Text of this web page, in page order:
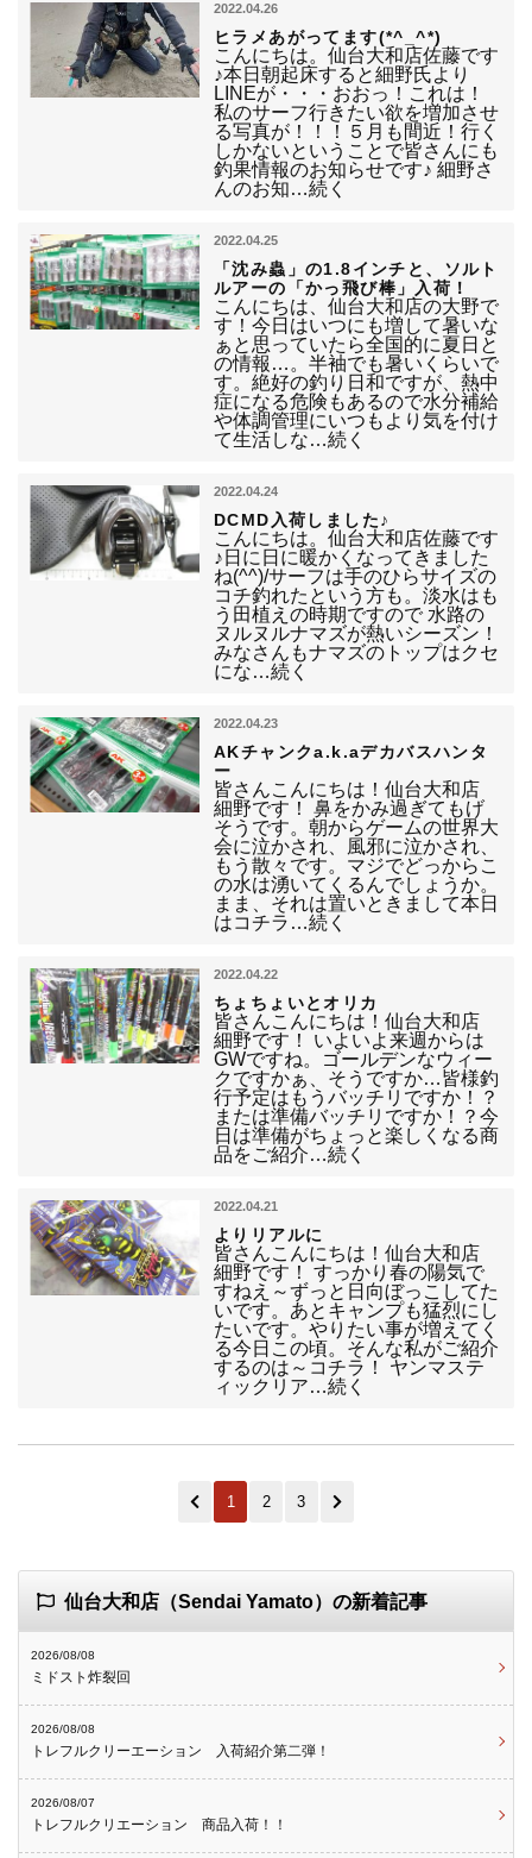
2022.04.26
ヒラメあがってます(*^_^*)
こんにちは。仙台大和店佐藤です
♪本日朝起床すると細野氏より
LINEが・・・おおっ！これは！
私のサーフ行きたい欲を増加させ
る写真が！！！５月も間近！行く
しかないということで皆さんにも
釣果情報のお知らせです♪ 細野さ
んのお知…続く
2022.04.25
「沈み蟲」の1.8インチと、ソルト
ルアーの「かっ飛び棒」入荷！
こんにちは、仙台大和店の大野で
す！今日はいつにも増して暑いな
ぁと思っていたら全国的に夏日と
の情報…。半袖でも暑いくらいで
す。絶好の釣り日和ですが、熱中
症になる危険もあるので水分補給
や体調管理にいつもより気を付け
て生活しな…続く
2022.04.24
DCMD入荷しました♪
こんにちは。仙台大和店佐藤です
♪日に日に暖かくなってきました
ね(^^)/サーフは手のひらサイズの
コチ釣れたという方も。淡水はも
う田植えの時期ですので 水路の
ヌルヌルナマズが熱いシーズン！
みなさんもナマズのトップはクセ
にな…続く
2022.04.23
AKチャンクa.k.aデカバスハンタ
ー
皆さんこんにちは！仙台大和店
細野です！ 鼻をかみ過ぎてもげ
そうです。朝からゲームの世界大
会に泣かされ、風邪に泣かされ、
もう散々です。マジでどっからこ
の水は湧いてくるんでしょうか。
まま、それは置いときまして本日
はコチラ…続く
2022.04.22
ちょちょいとオリカ
皆さんこんにちは！仙台大和店
細野です！ いよいよ来週からは
GWですね。ゴールデンなウィー
クですかぁ、そうですか…皆様釣
行予定はもうバッチリですか！？
または準備バッチリですか！？今
日は準備がちょっと楽しくなる商
品をご紹介…続く
2022.04.21
よりリアルに
皆さんこんにちは！仙台大和店
細野です！ すっかり春の陽気で
すねえ～ずっと日向ぼっこしてた
いです。あとキャンプも猛烈にし
たいです。やりたい事が増えてく
る今日この頃。そんな私がご紹介
するのは～コチラ！ ヤンマステ
ィックリア…続く
1 2 3
仙台大和店（Sendai Yamato）の新着記事
2026/08/08
ミドスト炸裂回
2026/08/08
トレフルクリーエーション 入荷紹介第二弾！
2026/08/07
トレフルクリエーション 商品入荷！！